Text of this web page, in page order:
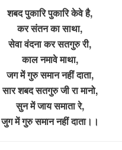
शबद पुकारि पुकारि केवे है,
कर संतन का साथा,
सेवा वंदना कर सतगुरु री,
काल नमावे माथा,
जग में गुरु समान नहीं दाता,
सार शबद सतगुरु जी रा मानो,
सुन में जाय समाता रे,
जुग में गुरु समान नहीं दाता।।